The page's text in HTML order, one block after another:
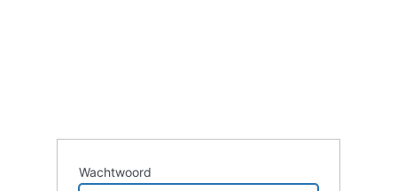
Wachtwoord